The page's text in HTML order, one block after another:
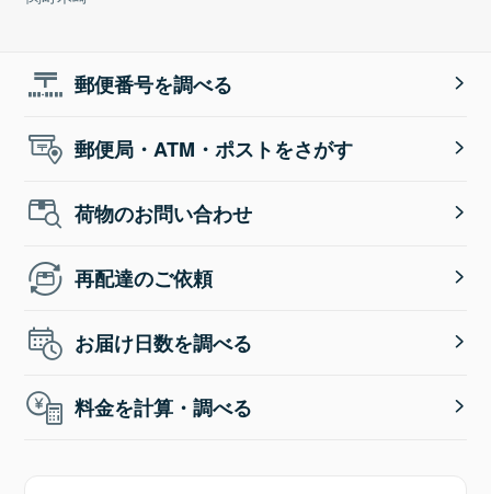
郵便番号を調べる
郵便局・ATM・ポストをさがす
荷物のお問い合わせ
再配達のご依頼
お届け日数を調べる
料金を計算・調べる